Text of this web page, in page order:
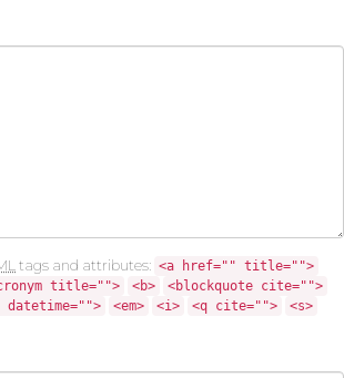
tags and attributes: <a href="" title="">
title=""> <b>
<blockquote cite="">
datetime=""> <em> <i> <q cite="">
<s>